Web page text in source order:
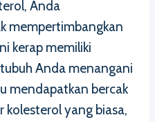
Anda
mempertimbangkan
kerap memiliki
Anda menangani
mendapatkan bercak
kolesterol yang biasa,